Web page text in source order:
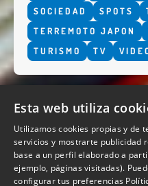
SOCIEDAD
SPOTS
TERREMOTO JAPON
TURISMO
TV
Esta web utiliza
Utilizamos cookies propias y de
servicios y mostrarte publicidad
base a un perfil elaborado a
ejemplo, páginas visitadas).
configurar tus preferencias